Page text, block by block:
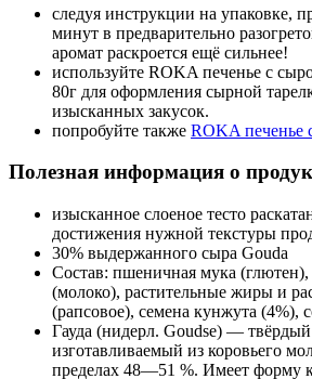
следуя инструкции на упаковке,
минут в предварительно
аромат раскроется ещё сильнее!
используйте ROKA печенье с
80г для оформления сырной
изысканных закусок.
попробуйте также ROKA печенье
Полезная информация о
изысканное слоеное тесто
достижения нужной текстуры
30% выдержанного сыра Gouda
Состав: пшеничная мука (глютен),
(молоко), растительные жиры и
(рапсовое), семена кунжута (4%),
Гауда (нидерл. Goudse) —
изготавливаемый из коровьего
пределах 48—51 %. Имеет форму